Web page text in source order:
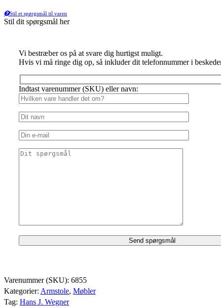
Stil et spørgsmål til varen
Stil dit spørgsmål her
Vi bestræber os på at svare dig hurtigst muligt.
Hvis vi må ringe dig op, så inkluder dit telefonnummer i
Indtast varenummer (SKU) eller navn:
Varenummer (SKU): 6855
Kategorier: Armstole, Møbler
Tag: Hans J. Wegner